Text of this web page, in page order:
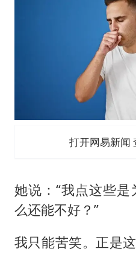
打开网易新闻
她说：“我点这些
么还能不好？”
我只能苦笑。正是